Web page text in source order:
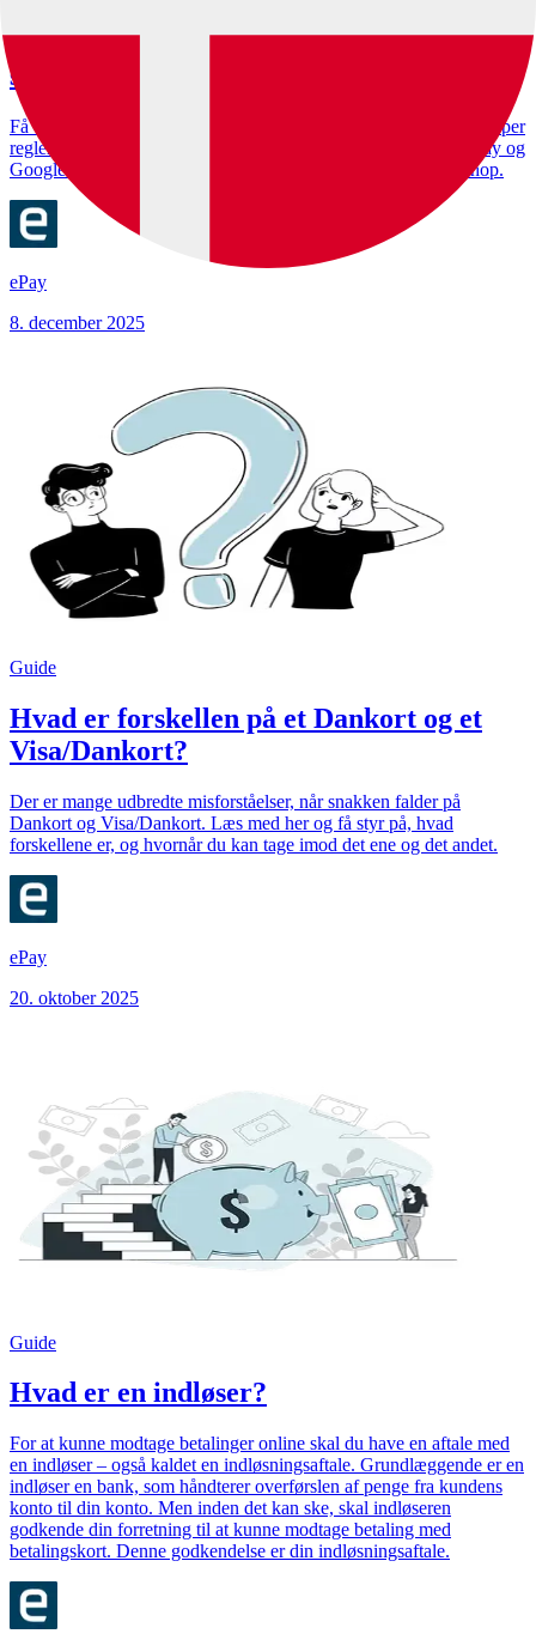
Alt du skal vide om kortgebyrer og
surcharge som webshop-ejer
Få overblik over hvornår du må opkræve kortgebyr, hvilke korttyper
reglerne gælder for - og hvordan gebyrer fungerer ved Apple Pay og
Google Pay. Undgå fejl og ulovlige opkrævninger i din webshop.
ePay
8. december 2025
Guide
Hvad er forskellen på et Dankort og et
Visa/Dankort?
Der er mange udbredte misforståelser, når snakken falder på
Dankort og Visa/Dankort. Læs med her og få styr på, hvad
forskellene er, og hvornår du kan tage imod det ene og det andet.
ePay
20. oktober 2025
Guide
Hvad er en indløser?
For at kunne modtage betalinger online skal du have en aftale med
en indløser – også kaldet en indløsningsaftale. Grundlæggende er en
indløser en bank, som håndterer overførslen af penge fra kundens
konto til din konto. Men inden det kan ske, skal indløseren
godkende din forretning til at kunne modtage betaling med
betalingskort. Denne godkendelse er din indløsningsaftale.